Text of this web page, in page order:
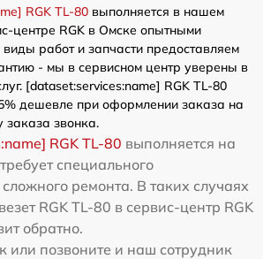
RGK TL-80 выполняется в нашем
центре RGK в Омске опытными
работ и запчасти предоставляем
- мы в сервисном центр уверены в
[dataset:services:name] RGK TL-80
дешевле при оформлении заказа на
заказа звонка.
RGK TL-80 выполняется на
специального
ремонта. В таких случаях
RGK TL-80 в сервис-центр RGK
обратно.
или позвоните и наш сотрудник